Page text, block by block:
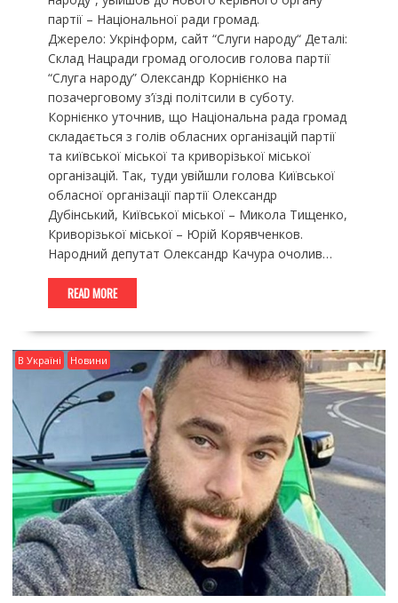
партії – Національної ради громад.
Джерело: Укрінформ, сайт “Слуги народу“ Деталі:
Склад Нацради громад оголосив голова партії
“Слуга народу” Олександр Корнієнко на
позачерговому з’їзді політсили в суботу.
Корнієнко уточнив, що Національна рада громад
складається з голів обласних організацій партії
та київської міської та криворізької міської
організацій. Так, туди увійшли голова Київської
обласної організації партії Олександр
Дубінський, Київської міської – Микола Тищенко,
Криворізької міської – Юрій Корявченков.
Народний депутат Олександр Качура очолив…
READ MORE
В Україні Новини